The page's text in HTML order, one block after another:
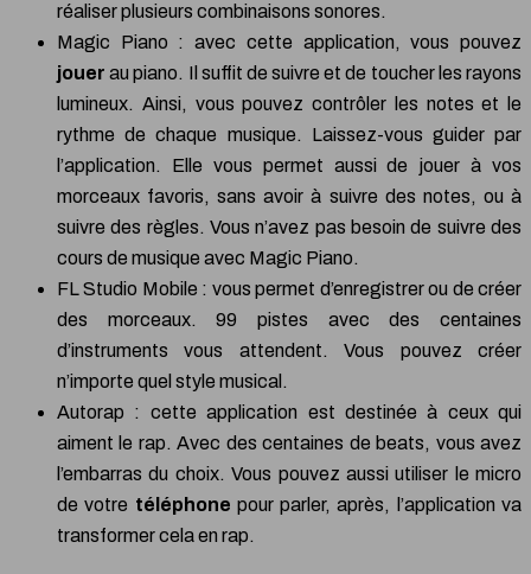
réaliser plusieurs combinaisons sonores.
Magic Piano : avec cette application, vous pouvez
jouer au piano. Il suffit de suivre et de toucher les rayons
lumineux. Ainsi, vous pouvez contrôler les notes et le
rythme de chaque musique. Laissez-vous guider par
l’application. Elle vous permet aussi de jouer à vos
morceaux favoris, sans avoir à suivre des notes, ou à
suivre des règles. Vous n’avez pas besoin de suivre des
cours de musique avec Magic Piano.
FL Studio Mobile : vous permet d’enregistrer ou de créer
des morceaux. 99 pistes avec des centaines
d’instruments vous attendent. Vous pouvez créer
n’importe quel style musical.
Autorap : cette application est destinée à ceux qui
aiment le rap. Avec des centaines de beats, vous avez
l’embarras du choix. Vous pouvez aussi utiliser le micro
de votre téléphone pour parler, après, l’application va
transformer cela en rap.